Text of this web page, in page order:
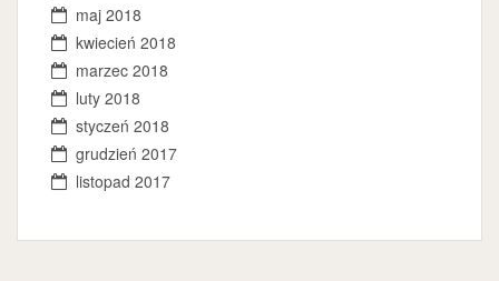
maj 2018
kwiecień 2018
marzec 2018
luty 2018
styczeń 2018
grudzień 2017
listopad 2017